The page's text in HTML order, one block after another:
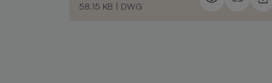
58.15 KB | DWG